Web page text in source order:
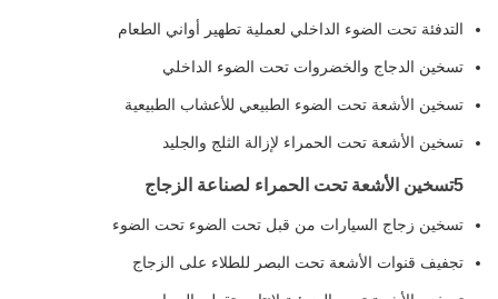
التدفئة تحت الضوء الداخلي لعملية تطهير أواني الطعام
تسخين الدجاج والخضروات تحت الضوء الداخلي
تسخين الأشعة تحت الضوء الطبيعي للأعشاب الطبيعية
تسخين الأشعة تحت الحمراء لإزالة الثلج والجليد
5تسخين الأشعة تحت الحمراء لصناعة الزجاج
تسخين زجاج السيارات من قبل تحت الضوء تحت الضوء
تجفيف قنوات الأشعة تحت البصر للطلاء على الزجاج